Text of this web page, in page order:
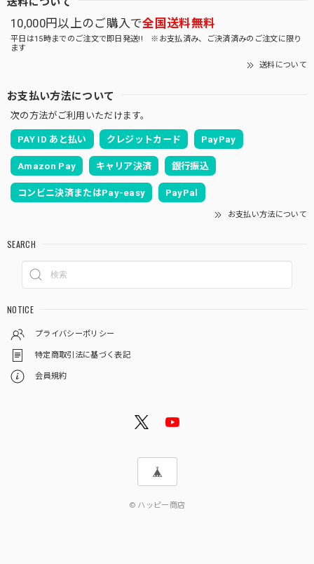
10,000円以上のご購入で全国送料無料
平日は15時までのご注文で即日発送!! ※お支払済み、ご決済済みのご注文に限り
ます
送料について
お支払い方法について
次の方法がご利用いただけます。
PAY ID あと払い クレジットカード PayPay
Amazon Pay キャリア決済 銀行振込
コンビニ決済またはPay-easy PayPal
お支払い方法について
SEARCH
NOTICE
プライバシーポリシー
特定商取引法に基づく表記
会員規約
© ハッピー商店